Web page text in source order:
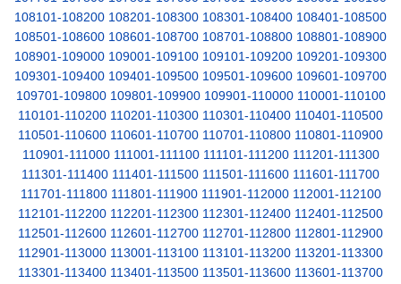
108101-108200 108201-108300 108301-108400 108401-108500
108501-108600 108601-108700 108701-108800 108801-108900
108901-109000 109001-109100 109101-109200 109201-109300
109301-109400 109401-109500 109501-109600 109601-109700
109701-109800 109801-109900 109901-110000 110001-110100
110101-110200 110201-110300 110301-110400 110401-110500
110501-110600 110601-110700 110701-110800 110801-110900
110901-111000 111001-111100 111101-111200 111201-111300
111301-111400 111401-111500 111501-111600 111601-111700
111701-111800 111801-111900 111901-112000 112001-112100
112101-112200 112201-112300 112301-112400 112401-112500
112501-112600 112601-112700 112701-112800 112801-112900
112901-113000 113001-113100 113101-113200 113201-113300
113301-113400 113401-113500 113501-113600 113601-113700